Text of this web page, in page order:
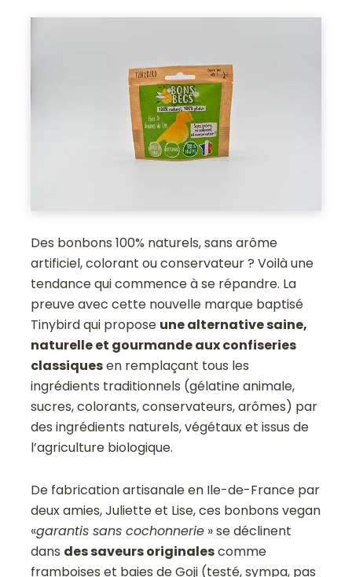
Des bonbons 100% naturels, sans arôme
artificiel, colorant ou conservateur ? Voilà une
tendance qui commence à se répandre. La
preuve avec cette nouvelle marque baptisé
Tinybird qui propose une alternative saine,
naturelle et gourmande aux confiseries
classiquesen remplaçant tous les
ingrédients traditionnels (gélatine animale,
sucres, colorants, conservateurs, arômes) par
des ingrédients naturels, végétaux et issus de
l’agriculture biologique.
De fabrication artisanale en Ile-de-France par
deux amies, Juliette et Lise, ces bonbons vegan
«garantis sans cochonnerie » se déclinent
dans des saveurs originalescomme
framboises et baies de Goji (testé, sympa, pas